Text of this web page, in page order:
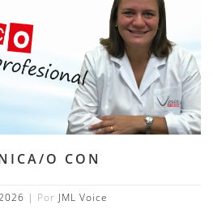
O CON
| Por JML Voice